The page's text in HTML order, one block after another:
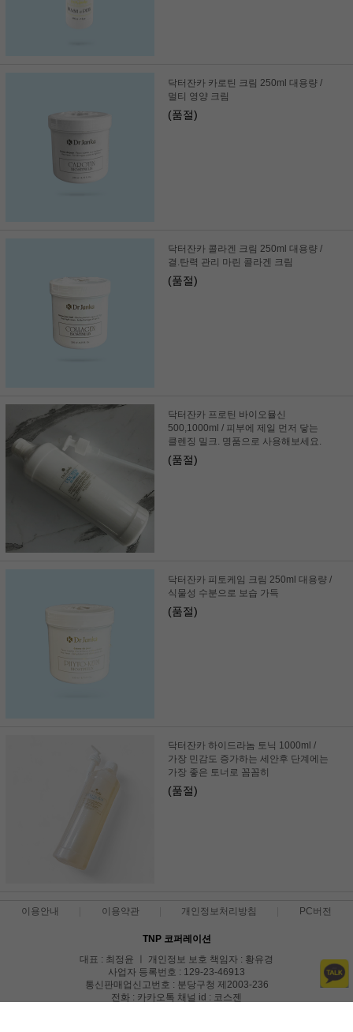
닥터잔카 카로틴 크림 250ml 대용량 /
멀티 영양 크림
(품절)
닥터잔카 콜라겐 크림 250ml 대용량 /
결.탄력 관리 마린 콜라겐 크림
(품절)
닥터잔카 프로틴 바이오뮬신
500,1000ml / 피부에 제일 먼저 닿는
클렌징 밀크. 명품으로 사용해보세요.
(품절)
닥터잔카 피토케임 크림 250ml 대용량 /
식물성 수분으로 보습 가득
(품절)
닥터잔카 하이드라놈 토닉 1000ml /
가장 민감도 증가하는 세안후 단계에는
가장 좋은 토너로 꼼꼼히
(품절)
이용안내 이용약관 개인정보처리방침 PC버전
TNP 코퍼레이션
대표 : 최정윤 ㅣ 개인정보 보호 책임자 : 황유경
사업자 등록번호 : 129-23-46913
통신판매업신고번호 : 분당구청 제2003-236
전화 : 카카오톡 채널 id : 코스젠